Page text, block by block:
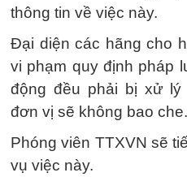
thông tin về việc này.
Đại diện các hãng cho
vi phạm quy định pháp
động đều phải bị xử lý
đơn vị sẽ không bao che.
Phóng viên TTXVN sẽ
vụ việc này.